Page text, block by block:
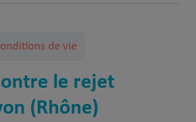
de vie
le rejet
(Rhône)